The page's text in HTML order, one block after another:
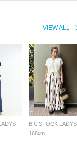
VIEW ALL
B.C STOCK LADYS
168cm